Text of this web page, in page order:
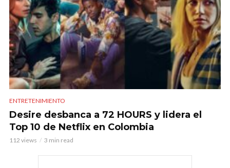
ENTRETENIMIENTO
Desire desbanca a 72 HOURS y lidera el
Top 10 de Netflix en Colombia
112 views 3 min read